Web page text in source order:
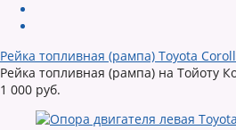
Рейка топливная (рампа) Toyota
Рейка топливная (рампа) на Тойоту
1 000 руб.